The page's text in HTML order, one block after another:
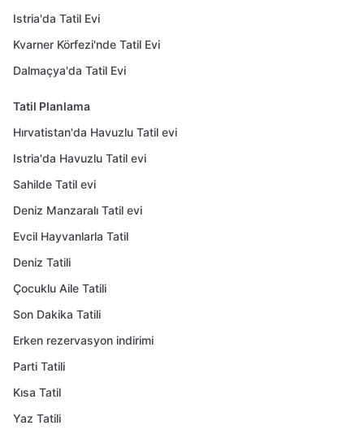
Istria'da Tatil Evi
Kvarner Körfezi'nde Tatil Evi
Dalmaçya'da Tatil Evi
Tatil Planlama
Hırvatistan'da Havuzlu Tatil evi
Istria'da Havuzlu Tatil evi
Sahilde Tatil evi
Deniz Manzaralı Tatil evi
Evcil Hayvanlarla Tatil
Deniz Tatili
Çocuklu Aile Tatili
Son Dakika Tatili
Erken rezervasyon indirimi
Parti Tatili
Kısa Tatil
Yaz Tatili